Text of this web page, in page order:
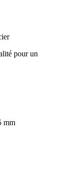
pour un
mm